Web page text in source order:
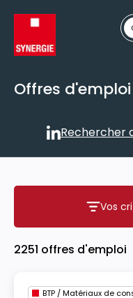
Offres d'emploi
Rechercher
Vos
2251 offres d'emploi